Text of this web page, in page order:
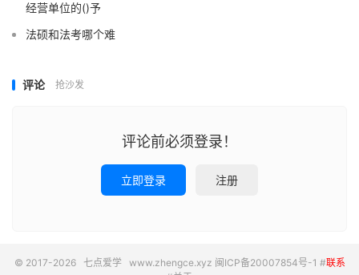
经营单位的()予
法硕和法考哪个难
评论 抢沙发
评论前必须登录！
立即登录 注册
© 2017-2026 七点爱学www.zhengce.xyz 闽ICP备20007854号-1 #联系